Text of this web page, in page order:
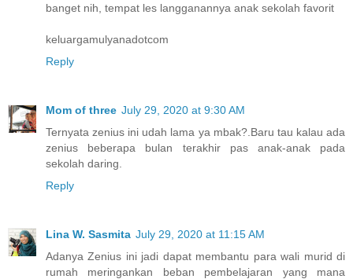
banget nih, tempat les langganannya anak sekolah favorit
keluargamulyanadotcom
Reply
Mom of three July 29, 2020 at 9:30 AM
Ternyata zenius ini udah lama ya mbak?.Baru tau kalau ada
zenius beberapa bulan terakhir pas anak-anak pada
sekolah daring.
Reply
Lina W. Sasmita July 29, 2020 at 11:15 AM
Adanya Zenius ini jadi dapat membantu para wali murid di
rumah meringankan beban pembelajaran yang mana